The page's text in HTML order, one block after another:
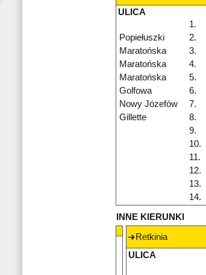
ULICA
1.
Popiełuszki
2.
Maratońska
3.
Maratońska
4.
Maratońska
5.
Golfowa
6.
Nowy Józefów
7.
Gillette
8.
9.
10.
11.
12.
13.
14.
INNE KIERUNKI
Retkinia
ULICA